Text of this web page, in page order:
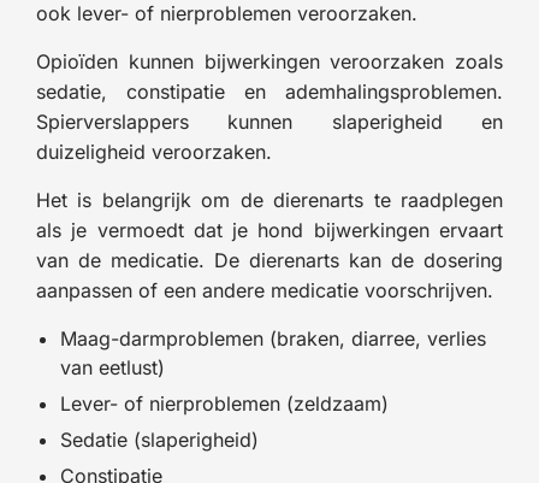
ook lever- of nierproblemen veroorzaken.
Opioïden kunnen bijwerkingen veroorzaken zoals
sedatie, constipatie en ademhalingsproblemen.
Spierverslappers kunnen slaperigheid en
duizeligheid veroorzaken.
Het is belangrijk om de dierenarts te raadplegen
als je vermoedt dat je hond bijwerkingen ervaart
van de medicatie. De dierenarts kan de dosering
aanpassen of een andere medicatie voorschrijven.
Maag-darmproblemen (braken, diarree, verlies
van eetlust)
Lever- of nierproblemen (zeldzaam)
Sedatie (slaperigheid)
Constipatie